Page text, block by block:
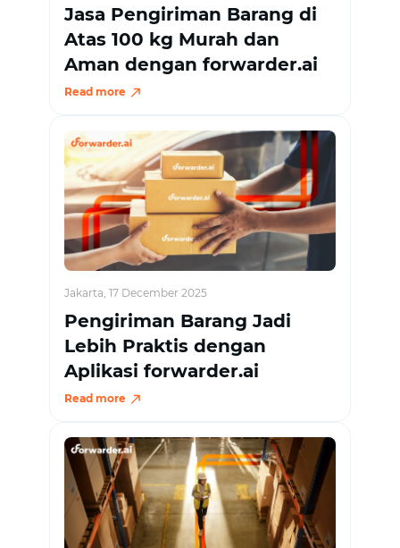
Jasa Pengiriman Barang di
Atas 100 kg Murah dan
Aman dengan forwarder.ai
Read more
Jakarta, 17 December 2025
Pengiriman Barang Jadi
Lebih Praktis dengan
Aplikasi forwarder.ai
Read more